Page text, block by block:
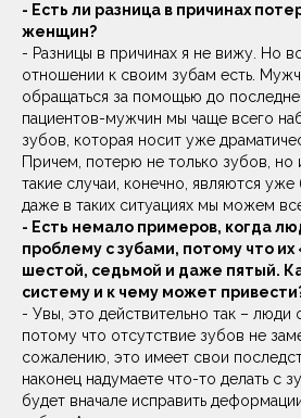
- Есть ли разница в причинах
женщин?
- Разницы в причинах я не вижу. Но
отношении к своим зубам есть.
обращаться за помощью до
пациентов-мужчин мы чаще всего
зубов, которая носит уже
Причем, потерю не только зубов, но
такие случаи, конечно, являются
даже в таких ситуациях мы можем
- Есть немало примеров, когда
проблему с зубами, потому что
шестой, седьмой и даже пятый.
систему и к чему может
- Увы, это действительно так – люди
потому что отсутствие зубов не
сожалению, это имеет свои
наконец надумаете что-то делать с
будет вначале исправить